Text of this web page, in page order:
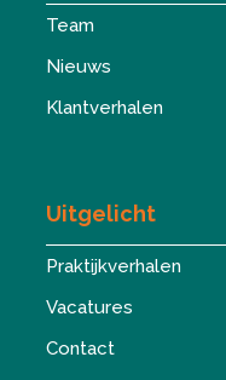
Team
Nieuws
Klantverhalen
Uitgelicht
Praktijkverhalen
Vacatures
Contact